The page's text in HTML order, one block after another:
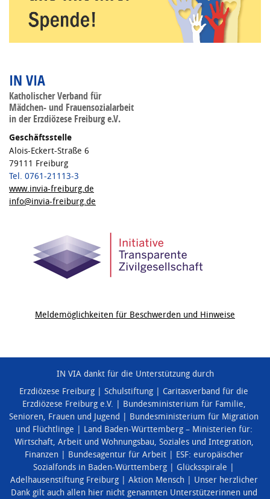
IN VIA
Katholischer Verband für
Mädchen- und Frauensozialarbeit
in der Erzdiözese Freiburg e.V.
Geschäftsstelle
Alois-Eckert-Straße 6
79111 Freiburg
Tel. 0761-21113-3
www.invia-freiburg.de
info@invia-freiburg.de
Meldemöglichkeiten für Beschwerden und Hinweise
IN VIA dankt für die Unterstützung durch
Erzdiözese Freiburg
Schulstiftung
Caritasverband für die
Erzdiözese Freiburg e.V.
Bundesministerium für Familie,
Senioren, Frauen und Jugend
Bundesministerium für Migration
und Flüchtlinge
Land Baden-Württemberg – Ministerien für:
Wirtschaft, Arbeit und Wohnungsbau, Soziales und Integration,
Finanzen
Bundesagentur für Arbeit
ESF: europäischer
Sozialfonds in Baden-Württemberg
Glücksspirale
Adelhausenstiftung Freiburg
Aktion Mensch
Unser herzlicher
Dank gilt auch allen hier nicht genannten Unterstützerinnen und